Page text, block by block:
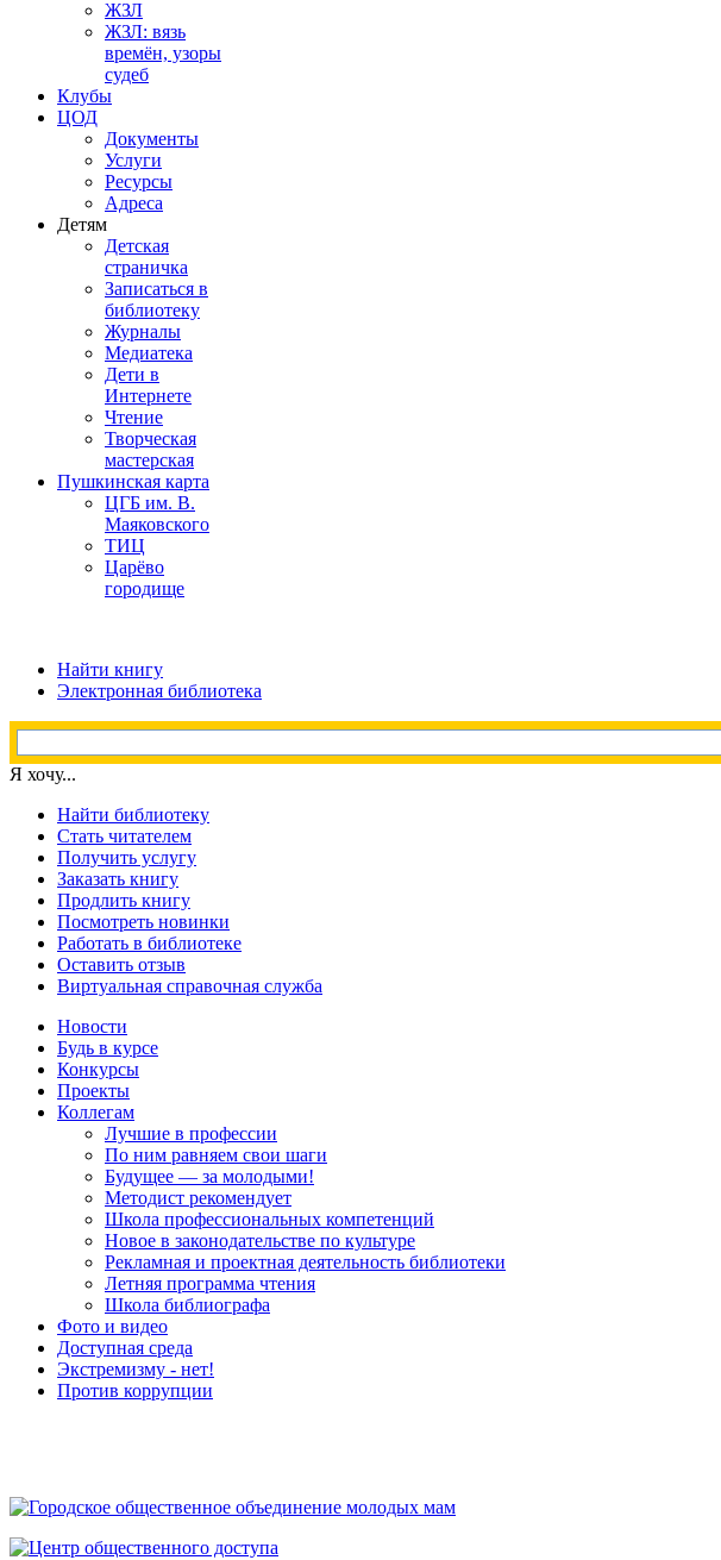
ЖЗЛ
ЖЗЛ: вязь
времён, узоры
судеб
Клубы
ЦОД
Документы
Услуги
Ресурсы
Адреса
Детям
Детская
страничка
Записаться в
библиотеку
Журналы
Медиатека
Дети в
Интернете
Чтение
Творческая
мастерская
Пушкинская карта
ЦГБ им. В.
Маяковского
ТИЦ
Царёво
городище
Найти книгу
Электронная библиотека
Я хочу...
Найти библиотеку
Стать читателем
Получить услугу
Заказать книгу
Продлить книгу
Посмотреть новинки
Работать в библиотеке
Оставить отзыв
Виртуальная справочная служба
Новости
Будь в курсе
Конкурсы
Проекты
Коллегам
Лучшие в профессии
По ним равняем свои шаги
Будущее — за молодыми!
Методист рекомендует
Школа профессиональных компетенций
Новое в законодательстве по культуре
Рекламная и проектная деятельность библиотеки
Летняя программа чтения
Школа библиографа
Фото и видео
Доступная среда
Экстремизму - нет!
Против коррупции